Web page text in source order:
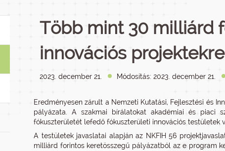
Több mint 30 milliárd
innovációs projektekre
2023. december 21. Módosítás: 2023. december 21.
Eredményesen zárult a Nemzeti Kutatási, Fejlesztési és
pályázata. A szakmai bírálatokat akadémiai és piaci
fókuszterületét lefedő fókuszterületi innovációs testületek
A testületek javaslatai alapján az NKFIH 56
milliárd forintos keretösszegű pályázatból az e program